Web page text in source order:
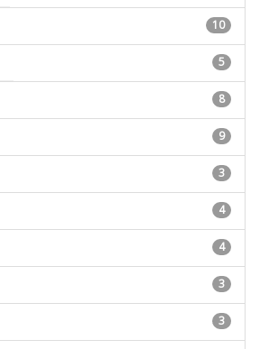
10
5
8
9
3
4
4
3
3